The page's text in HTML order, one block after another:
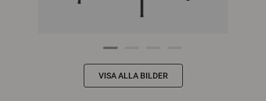
VISA ALLA BILDER